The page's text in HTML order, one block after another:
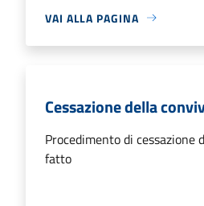
VAI ALLA PAGINA
Cessazione della
Procedimento di cessazione
fatto